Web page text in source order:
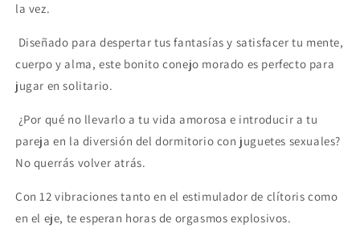
la vez.
Diseñado para despertar tus fantasías y satisfacer tu mente,
cuerpo y alma, este bonito conejo morado es perfecto para
jugar en solitario.
¿Por qué no llevarlo a tu vida amorosa e introducir a tu
pareja en la diversión del dormitorio con juguetes sexuales?
No querrás volver atrás.
Con 12 vibraciones tanto en el estimulador de clítoris como
en el eje, te esperan horas de orgasmos explosivos.